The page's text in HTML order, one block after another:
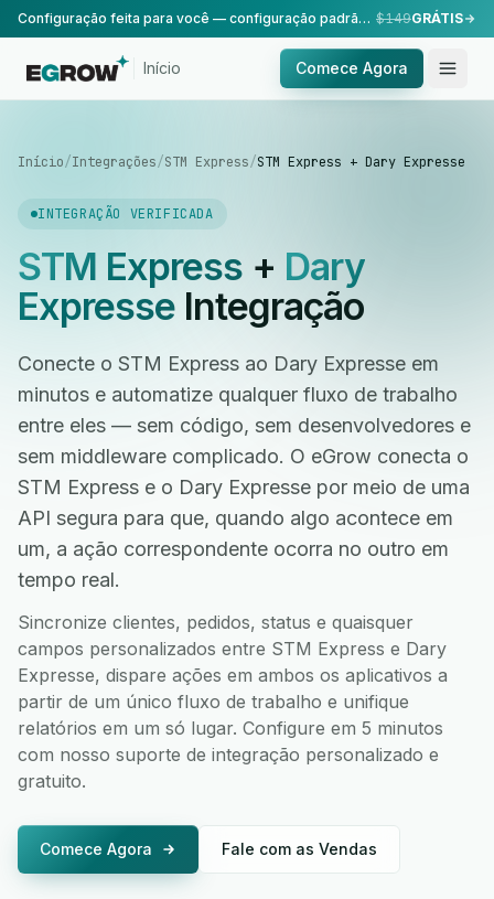
Configuração feita para você — configuração padrão, realizada pela nossa equipe. $149GRÁTIS
Início Comece Agora
Início/Integrações/STM Express/STM Express + Dary Expresse
INTEGRAÇÃO VERIFICADA
STM Express+ Dary
ExpresseIntegração
Conecte o STM Express ao Dary Expresse em
minutos e automatize qualquer fluxo de trabalho
entre eles — sem código, sem desenvolvedores e
sem middleware complicado. O eGrow conecta o
STM Express e o Dary Expresse por meio de uma
API segura para que, quando algo acontece em
um, a ação correspondente ocorra no outro em
tempo real.
Sincronize clientes, pedidos, status e quaisquer
campos personalizados entre STM Express e Dary
Expresse, dispare ações em ambos os aplicativos a
partir de um único fluxo de trabalho e unifique
relatórios em um só lugar. Configure em 5 minutos
com nosso suporte de integração personalizado e
gratuito.
Comece Agora Fale com as Vendas